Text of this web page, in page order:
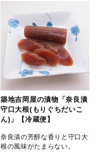
築地吉岡屋の漬物「奈良漬
守口大根(もりぐちだいこ
ん)」【冷蔵便】
奈良漬の芳醇な香りと守口大
根の風味がたまらない。